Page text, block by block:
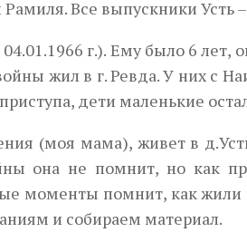
Все выпускники
г.). Ему было 6
жил в г. Ревда. У них с
дети маленькие
(моя мама), живет в
она не помнит, но как
моменты помнит, как
и собираем материал.